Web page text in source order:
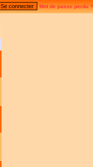
Mot de passe perdu ?